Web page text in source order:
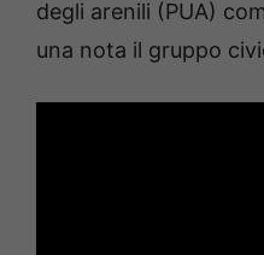
degli arenili (PUA)
una nota il gruppo